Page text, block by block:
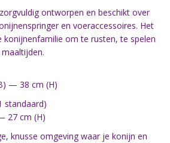
ontworpen en beschikt over
en voeraccessoires. Het
konijnenfamilie om te rusten, te spelen
— 38 cm (H)
standaard)
27 cm (H)
knusse omgeving waar je konijn en